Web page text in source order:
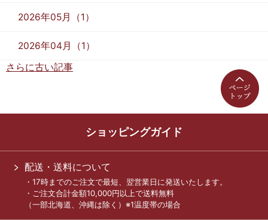
2026年05月（1）
2026年04月（1）
さらに古い記事
ショッピングガイド
配送・送料について
・17時までのご注文で最短、翌営業日に発送いたします。
・ご注文合計金額10,000円以上で送料無料
（一部北海道、沖縄は除く）※1温度帯の場合